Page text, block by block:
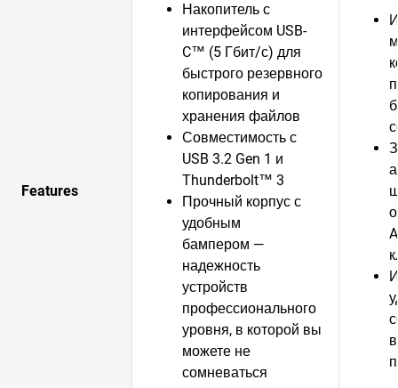
Features
Накопитель с
интерфейсом USB-
C™ (5 Гбит/с) для
быстрого резервного
копирования и
хранения файлов
Совместимость с
USB 3.2 Gen 1 и
Thunderbolt™ 3
Прочный корпус с
удобным
бампером —
надежность
устройств
профессионального
уровня, в которой вы
можете не
сомневаться